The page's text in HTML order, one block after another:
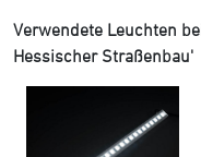
Verwendete Leuchten
Hessischer Straßenbau'